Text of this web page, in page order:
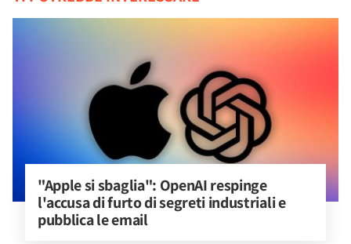
"Apple si sbaglia": OpenAI respinge
l'accusa di furto di segreti industriali e
pubblica le email